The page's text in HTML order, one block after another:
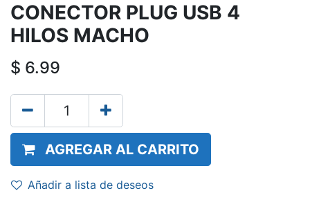
CONECTOR PLUG USB 4
HILOS MACHO
$ 6.99
AGREGAR AL CARRITO
Añadir a lista de deseos